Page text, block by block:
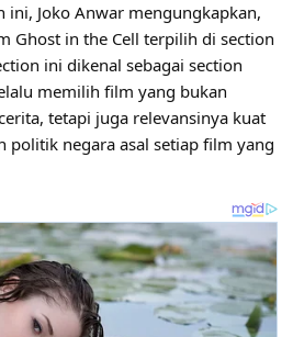
ini, Joko Anwar mengungkapkan,
Ghost in the Cell terpilih di section
ini dikenal sebagai section
memilih film yang bukan
tetapi juga relevansinya kuat
politik negara asal setiap film yang